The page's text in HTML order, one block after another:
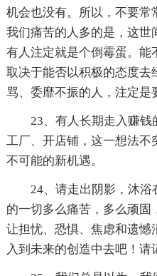
机会也没有。所以，不要常
我们痛苦的人多的是，这世
有人注定就是个倒霉蛋。能
取决于能否以积极的态度去
骂、委靡不振的人，注定是
23、有人长期走入赚
工厂、开店铺，这一想法不
不可能的新机遇。
24、请走出阴影，沐
的一切多么痛苦，多么顽
让担忧、恐惧、焦虑和遗憾
入到未来的创造中去吧！请